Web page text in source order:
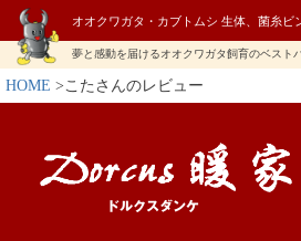
オオクワガタ・カブトムシ 生体、菌糸
夢と感動を届けるオオクワガタ飼育のベス
HOME こたさんのレビュー